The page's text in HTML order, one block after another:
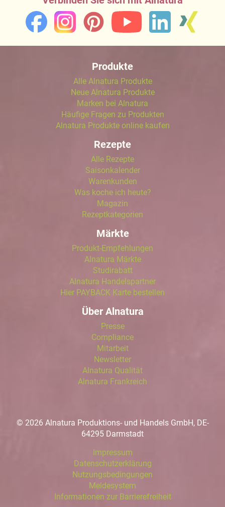
Produkte
Alle Alnatura Produkte
Neue Alnatura Produkte
Marken bei Alnatura
Häufige Fragen zu Produkten
Alnatura Produkte online kaufen
Rezepte
Alle Rezepte
Saisonkalender
Warenkunden
Was koche ich heute?
Magazin
Rezeptkategorien
Märkte
Produkt-Empfehlungen
Alnatura Märkte
Studirabatt
Alnatura Handelspartner
Hier PAYBACK Karte bestellen
Über Alnatura
Presse
Compliance
Mitarbeit
Newsletter
Alnatura Qualität
Alnatura Frankreich
© 2026 Alnatura Produktions- und Handels GmbH, DE-
64295 Darmstadt
Impressum
Datenschutzerklärung
Nutzungsbedingungen
Meldesystem
Informationen zur Barrierefreiheit